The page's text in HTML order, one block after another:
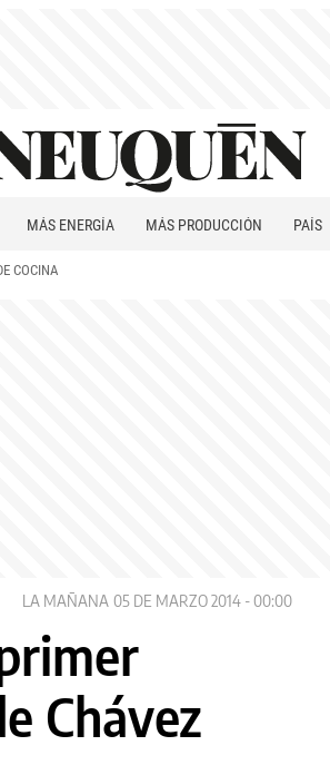
MÁS ENERGÍA MÁS PRODUCCIÓN PAÍS
COCINA
LA MAÑANA 05 DE MARZO 2014 - 00:00
Chávez